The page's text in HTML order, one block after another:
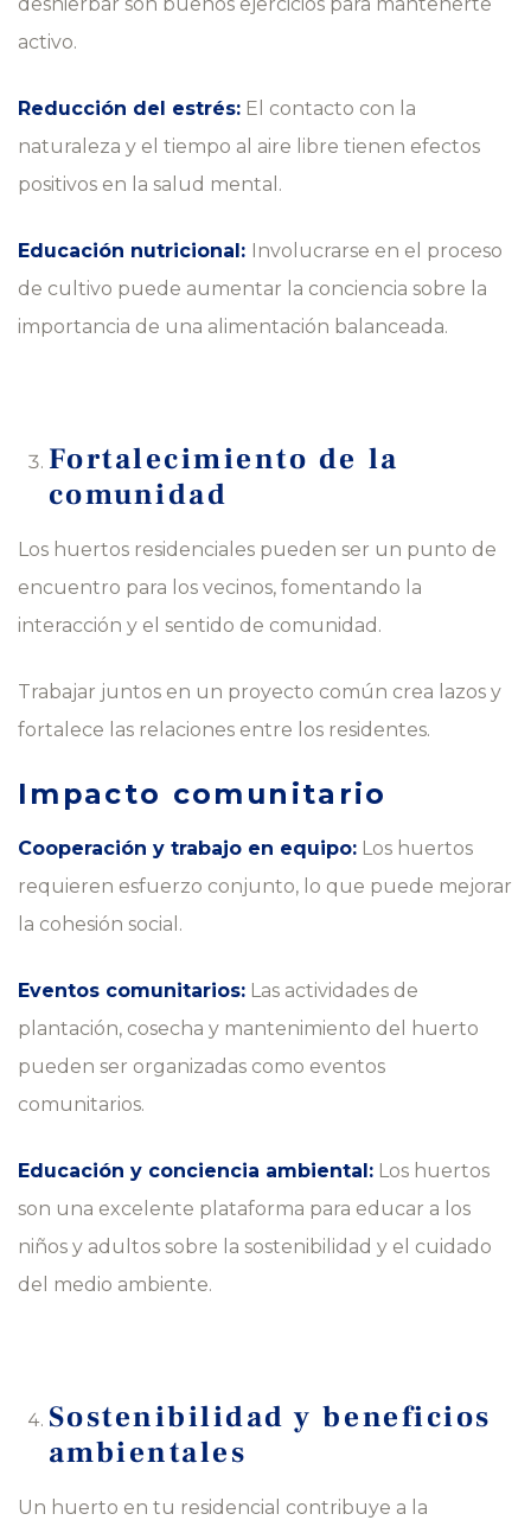
deshierbar son buenos ejercicios para mantenerte
activo.
Reducción del estrés: El contacto con la
naturaleza y el tiempo al aire libre tienen efectos
positivos en la salud mental.
Educación nutricional:
Involucrarse en el proceso
de cultivo puede aumentar la conciencia sobre la
importancia de una alimentación balanceada.
Fortalecimiento de la
comunidad
Los huertos residenciales pueden ser un punto de
encuentro para los vecinos, fomentando la
interacción y el sentido de comunidad.
Trabajar juntos en un proyecto común crea lazos y
fortalece las relaciones entre los residentes.
Impacto comunitario
Cooperación y trabajo en equipo: Los huertos
requieren esfuerzo conjunto, lo que puede mejorar
la cohesión social.
Eventos comunitarios: Las actividades de
plantación, cosecha y mantenimiento del huerto
pueden ser organizadas como eventos
comunitarios.
Educación y conciencia ambiental: Los huertos
son una excelente plataforma para educar a los
niños y adultos sobre la sostenibilidad y el cuidado
del medio ambiente.
Sostenibilidad y beneficios
ambientales
Un huerto en tu residencial contribuye a la